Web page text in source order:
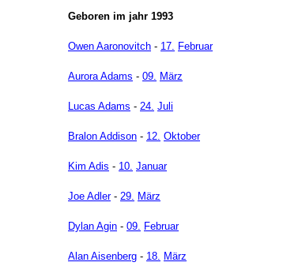
Geboren im jahr 1993
Owen Aaronovitch - 17. Februar
Aurora Adams - 09. März
Lucas Adams - 24. Juli
Bralon Addison - 12. Oktober
Kim Adis - 10. Januar
Joe Adler- 29. März
Dylan Agin - 09. Februar
Alan Aisenberg - 18. März